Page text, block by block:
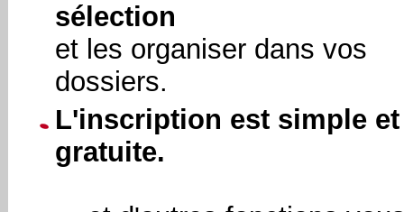
sélection
et les organiser dans vos
dossiers.
L'inscription est simple et
gratuite.